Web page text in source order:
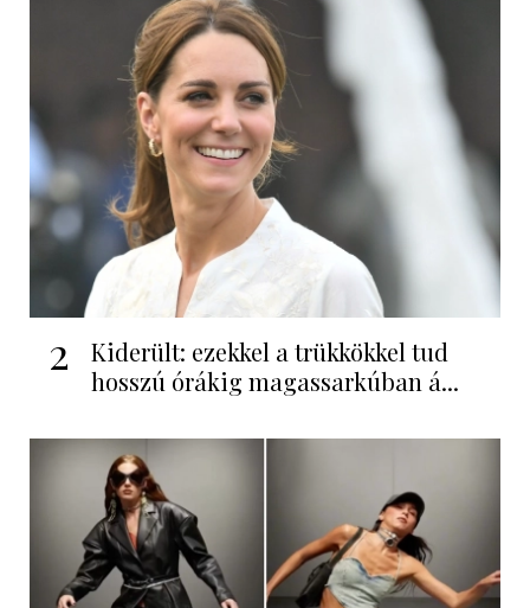
2
Kiderült: ezekkel a trükkökkel tud
hosszú órákig magassarkúban á...